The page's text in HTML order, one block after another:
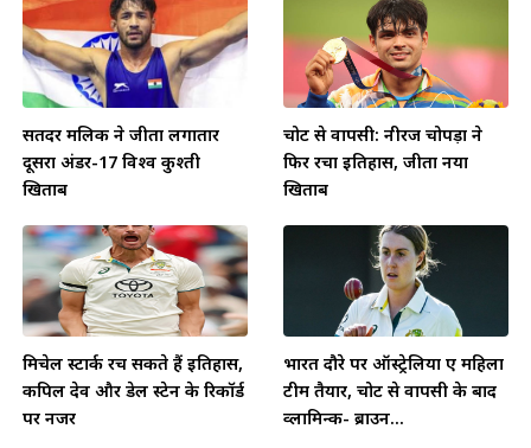
सतिंदर मलिक ने जीता लगातार
दूसरा अंडर-17 विश्व कुश्ती
खिताब
चोट से वापसी: नीरज चोपड़ा ने
फिर रचा इतिहास, जीता नया
खिताब
मिचेल स्टार्क रच सकते हैं इतिहास,
कपिल देव और डेल स्टेन के रिकॉर्ड
पर नजर
भारत दौरे पर ऑस्ट्रेलिया ए महिला
टीम तैयार, चोट से वापसी के बाद
व्लामिन्क- ब्राउन...